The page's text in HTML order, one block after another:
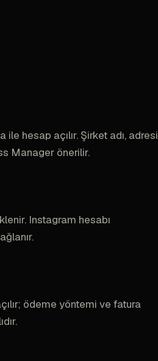
hesap açılır. Şirket adı, adresi
Manager önerilir.
Instagram hesabı
ödeme yöntemi ve fatura